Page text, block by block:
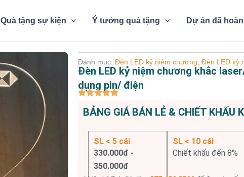
Quà tặng sự kiện Ý tưởng quà tặng Dự án đã
Danh mục: Đèn LED kỷ niệm chương Đèn LED kỷ
Đèn LED kỷ niệm chương khắc
dụng pin/ điện
BẢNG GIÁ BÁN LẺ & CHIẾT KHẤU
SL < 5 cái
330.000đ -
350.000đ
SL < 10 cái
Chiết khấu đến 8%